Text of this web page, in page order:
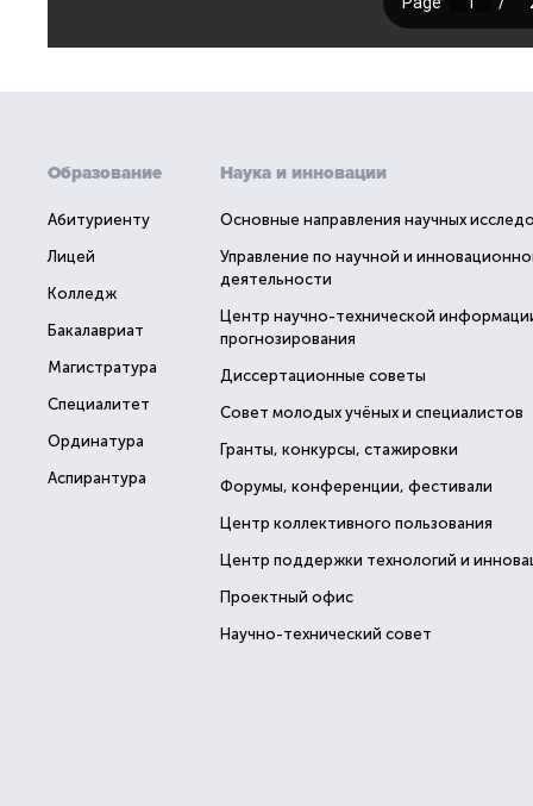
Образование
Абитуриенту
Лицей
Колледж
Бакалавриат
Магистратура
Специалитет
Ординатура
Аспирантура
Наука и инновации
Основные направления научных
Управление по научной и
деятельности
Центр научно-технической
прогнозирования
Диссертационные советы
Совет молодых учёных и специалистов
Гранты, конкурсы, стажировки
Форумы, конференции, фестивали
Центр коллективного пользования
Центр поддержки технологий и
Проектный офис
Научно-технический совет